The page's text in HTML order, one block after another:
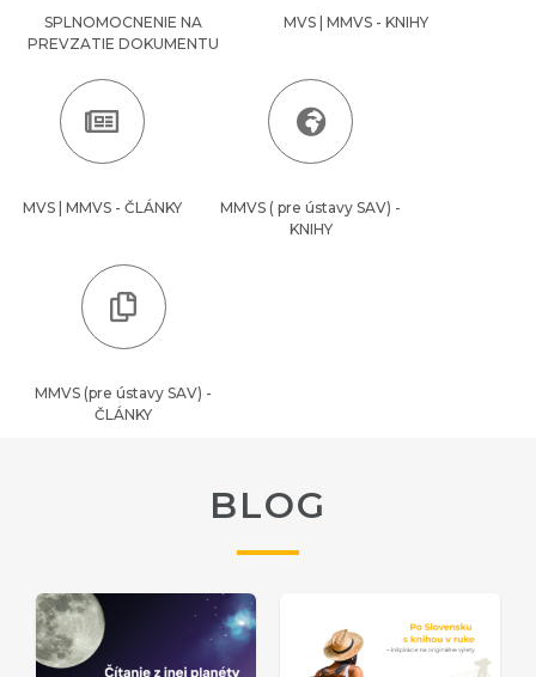
SPLNOMOCNENIE NA
PREVZATIE DOKUMENTU
MVS | MMVS - KNIHY
MVS | MMVS - ČLÁNKY
MMVS ( pre ústavy SAV) -
KNIHY
MMVS (pre ústavy SAV) -
ČLÁNKY
BLOG